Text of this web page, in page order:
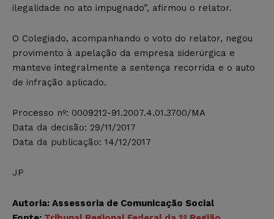
ilegalidade no ato impugnado”, afirmou o relator.
O Colegiado, acompanhando o voto do relator, negou
provimento à apelação da empresa siderúrgica e
manteve integralmente a sentença recorrida e o auto
de infração aplicado.
Processo nº: 0009212-91.2007.4.01.3700/MA
Data da decisão: 29/11/2017
Data da publicação: 14/12/2017
JP
Autoria: Assessoria de Comunicação Social